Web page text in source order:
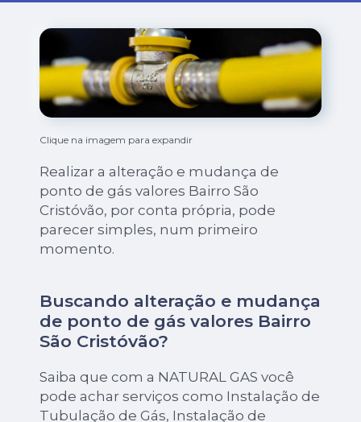
Clique na imagem para expandir
Realizar a alteração e mudança de
ponto de gás valores Bairro São
Cristóvão, por conta própria, pode
parecer simples, num primeiro
momento.
Buscando alteração e mudança
de ponto de gás valores Bairro
São Cristóvão?
Saiba que com a NATURAL GAS você
pode achar serviços como Instalação de
Tubulação de Gás, Instalação de